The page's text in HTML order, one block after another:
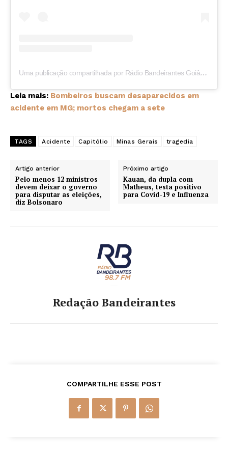
Uma publicação compartilhada por Rádio Bandeirantes Goiânia (@radiobandeirantesgoiania)
Leia mais: Bombeiros buscam desaparecidos em
acidente em MG; mortos chegam a sete
TAGS Acidente Capitólio Minas Gerais tragedia
Artigo anterior
Pelo menos 12 ministros
devem deixar o governo
para disputar as eleições​,
diz Bolsonaro
Próximo artigo
Kauan, da dupla com
Matheus, testa positivo
para Covid-19 e Influenza
Redação Bandeirantes
COMPARTILHE ESSE POST